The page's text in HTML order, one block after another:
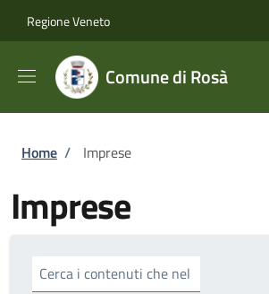
Regione Veneto
Comune di Rosà
Briciole di pane
Home / Imprese
Imprese
Cerca i contenuti che nel